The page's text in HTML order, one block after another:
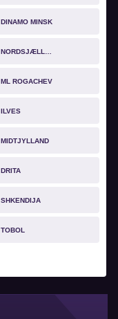
DINAMO MINSK
ML ROGACHEV
ILVES
MIDTJYLLAND
DRITA
SHKENDIJA
TOBOL